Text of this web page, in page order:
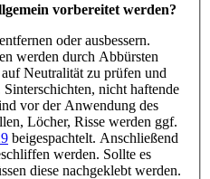
vorbereitet werden?
oder ausbessern.
werden durch Abbürsten
Neutralität zu prüfen und
nicht haftende
vor der Anwendung des
Löcher, Risse werden ggf.
beigespachtelt. Anschließend
werden. Sollte es
diese nachgeklebt werden.